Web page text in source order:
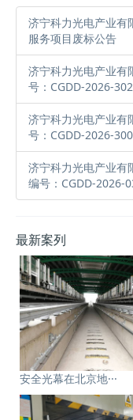
济宁科力光电产业有
服务项目废标公告
济宁科力光电产业有
号：CGDD-2026-
济宁科力光电产业有
号：CGDD-2026-
济宁科力光电产业有
编号：CGDD-2026-
最新案列
安全光幕在北京地···